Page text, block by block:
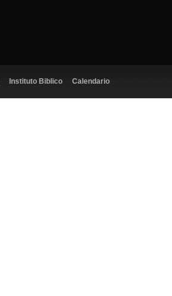
Instituto Biblico Calendario